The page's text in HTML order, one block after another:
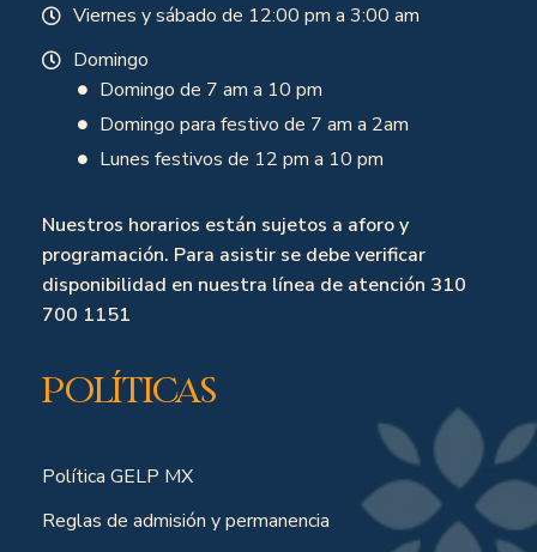
Viernes y sábado de 12:00 pm a 3:00 am
Domingo
Domingo de 7 am a 10 pm
Domingo para festivo de 7 am a 2am
Lunes festivos de 12 pm a 10 pm
Nuestros horarios están sujetos a aforo y
programación. Para asistir se debe verificar
disponibilidad en nuestra línea de atención 310
700 1151
Políticas
Política GELP MX
Reglas de admisión y permanencia